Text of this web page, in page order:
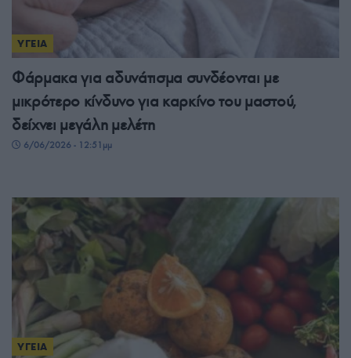
ΥΓΕΙΑ
Φάρμακα για αδυνάτισμα συνδέονται με
μικρότερο κίνδυνο για καρκίνο του μαστού,
δείχνει μεγάλη μελέτη
6/06/2026 - 12:51μμ
ΥΓΕΙΑ